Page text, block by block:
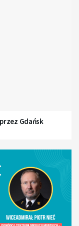
Gdańsk